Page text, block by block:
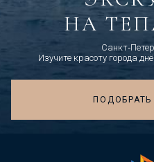
НА
Изучите красоту города